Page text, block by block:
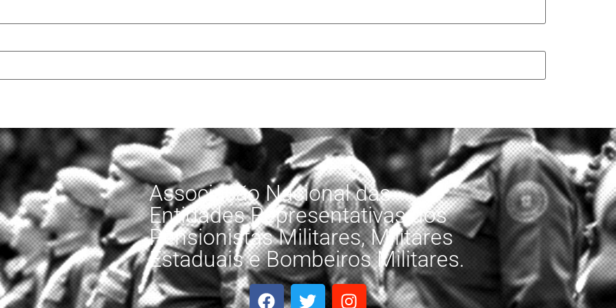
Associação Nacional das
Entidades Representativas dos
Pensionistas Militares, Militares
Estaduais e Bombeiros Militares.